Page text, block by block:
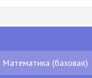
Математика (базовая)